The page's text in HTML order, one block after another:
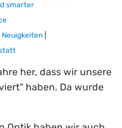
smarter
Neuigkeiten|
her, dass wir unsere
haben. Da wurde